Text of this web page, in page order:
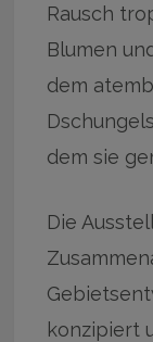
Rausch
Blumen
dem
dem sie
Die
konzipiert